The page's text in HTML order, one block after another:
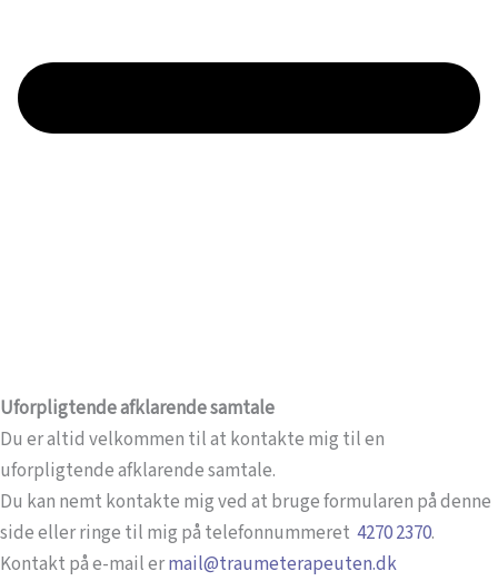
Uforpligtende afklarende samtale
Du er altid velkommen til at kontakte mig til en
uforpligtende afklarende samtale.
Du kan nemt kontakte mig ved at bruge formularen på denne
side eller ringe til mig på telefonnummeret 4270 2370.
Kontakt på e-mail ermail@traumeterapeuten.dk